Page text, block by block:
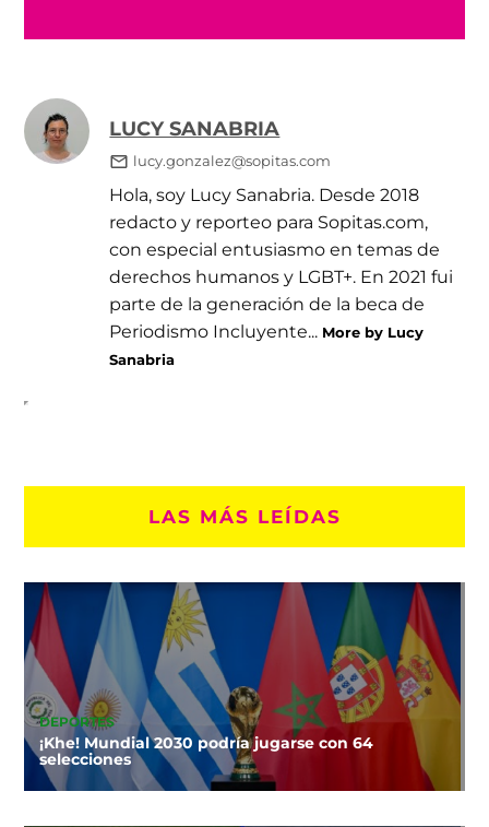
LUCY SANABRIA
lucy.gonzalez@sopitas.com
Hola, soy Lucy Sanabria. Desde 2018
redacto y reporteo para Sopitas.com,
con especial entusiasmo en temas de
derechos humanos y LGBT+. En 2021 fui
parte de la generación de la beca de
Periodismo Incluyente... More by Lucy
Sanabria
LAS MÁS LEÍDAS
DEPORTES
¡Khe! Mundial 2030 podría jugarse con 64
selecciones